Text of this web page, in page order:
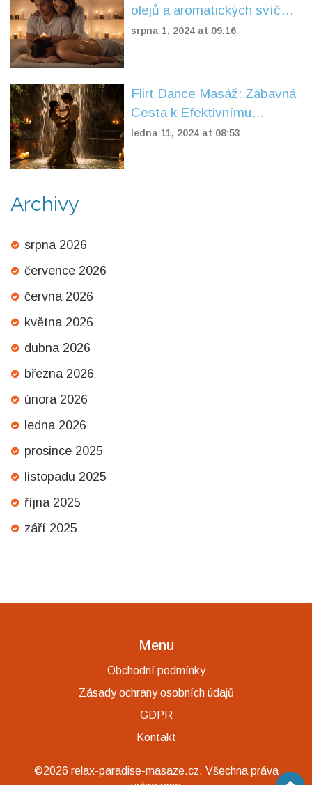
olejů a aromatických svíček
pro relaxaci a pohodu
srpna 1, 2024 at 09:16
Flirt Dance Masáž: Zábavná
Cesta k Efektivnímu
Hubnutí
ledna 11, 2024 at 08:53
Archivy
srpna 2026
července 2026
června 2026
května 2026
dubna 2026
března 2026
února 2026
ledna 2026
prosince 2025
listopadu 2025
října 2025
září 2025
Menu
Obchodní podmínky
Zásady ochrany osobních údajů
GDPR
Kontakt
©2026 relax-paradise-masaze.cz. Všechna práva